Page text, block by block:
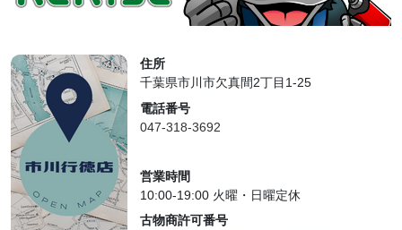
住所
千葉県市川市欠真間2丁目1-25
電話番号
047-318-3692
営業時間
10:00-19:00 火曜・日曜定休
古物商許可番号